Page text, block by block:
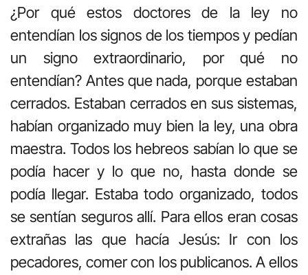
¿Por qué estos doctores de la ley no
entendían los signos de los tiempos y pedían
un signo extraordinario, por qué no
entendían? Antes que nada, porque estaban
cerrados. Estaban cerrados en sus sistemas,
habían organizado muy bien la ley, una obra
maestra. Todos los hebreos sabían lo que se
podía hacer y lo que no, hasta donde se
podía llegar. Estaba todo organizado, todos
se sentían seguros allí. Para ellos eran cosas
extrañas las que hacía Jesús: Ir con los
pecadores, comer con los publicanos. A ellos